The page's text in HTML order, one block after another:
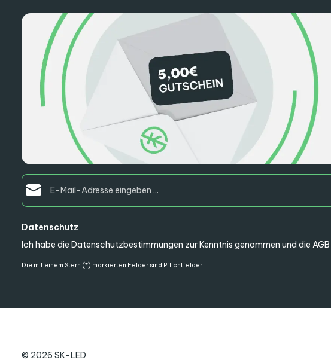
E-Mail-Adresse*
Datenschutz
Ich habe die Datenschutzbestimmungen zur Kenntnis genommen und die AGB
Die mit einem Stern (*) markierten Felder sind Pflichtfelder.
© 2026 SK-LED